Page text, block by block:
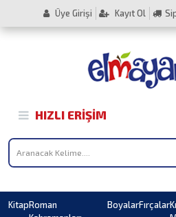
Üye Girişi Kayıt Ol
HIZLI ERIŞIM
KitapRoman
BoyalarFırçalar